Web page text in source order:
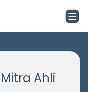
Mitra Ahli